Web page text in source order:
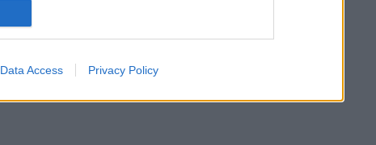
Data Access Privacy Policy